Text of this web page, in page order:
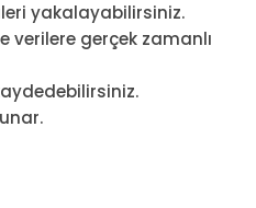
yakalayabilirsiniz.
verilere gerçek zamanlı